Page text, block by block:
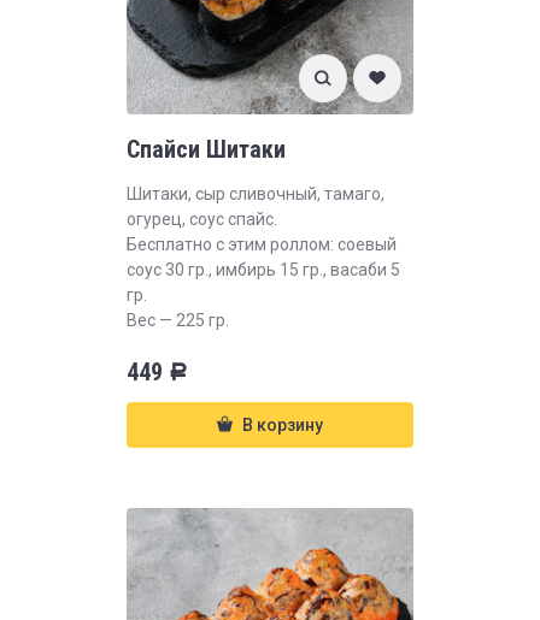
Спайси Шитаки
Шитаки, сыр сливочный, тамаго,
огурец, соус спайс.
Бесплатно с этим роллом: соевый
соус 30 гр., имбирь 15 гр., васаби 5
гр.
Вес — 225 гр.
449 Р
В корзину